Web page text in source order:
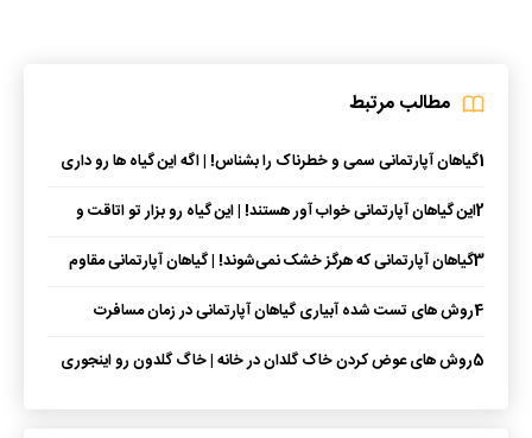
مطالب مرتبط
1گیاهان آپارتمانی سمی و خطرناک را بشناس! | اگه این گیاه ها رو داری
2این گیاهان آپارتمانی خواب آور هستند! | این گیاه رو بزار تو اتاقت و
3گیاهان آپارتمانی که هرگز خشک نمی‌شوند! | گیاهان آپارتمانی مقاوم
4روش های تست شده آبیاری گیاهان آپارتمانی در زمان مسافرت
5روش های عوض کردن خاک گلدان در خانه | خاگ گلدون رو اینجوری